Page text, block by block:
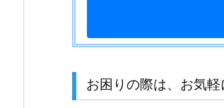
に
問
い
お困りの際は、お気